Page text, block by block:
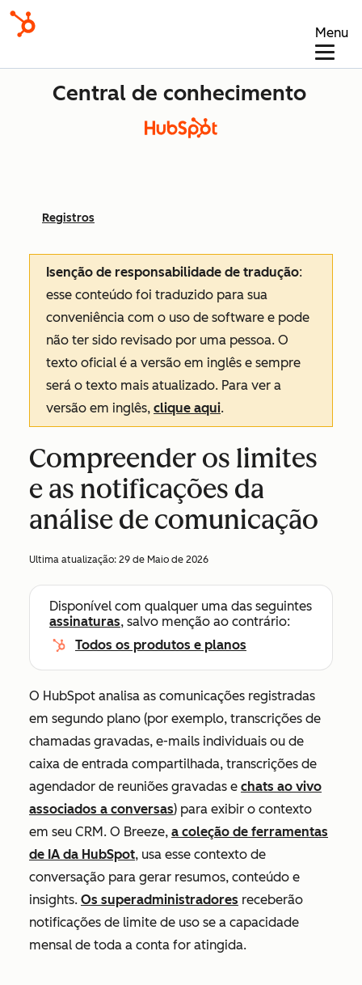
Menu
Central de conhecimento
Registros
Isenção de responsabilidade de tradução:
esse conteúdo foi traduzido para sua
conveniência com o uso de software e pode
não ter sido revisado por uma pessoa. O
texto oficial é a versão em inglês e sempre
será o texto mais atualizado. Para ver a
versão em inglês, clique aqui.
Compreender os limites
e as notificações da
análise de comunicação
Ultima atualização: 29 de Maio de 2026
Disponível com qualquer uma das seguintes
assinaturas, salvo menção ao contrário:
Todos os produtos e planos
O HubSpot analisa as comunicações registradas
em segundo plano (por exemplo, transcrições de
chamadas gravadas, e-mails individuais ou de
caixa de entrada compartilhada, transcrições de
agendador de reuniões gravadas e chats ao vivo
associados a conversas) para exibir o contexto
em seu CRM. O Breeze, a coleção de ferramentas
de IA da HubSpot, usa esse contexto de
conversação para gerar resumos, conteúdo e
insights. Os superadministradores receberão
notificações de limite de uso se a capacidade
mensal de toda a conta for atingida.